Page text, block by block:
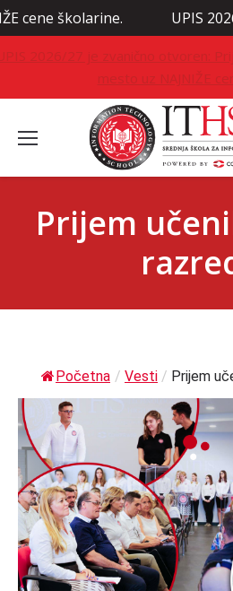
UPIS 2026/27 je
2026/27 je zvanično otvoren:
mesto uz NAJNIŽE
Prijem
Početna / Vesti / Prijem